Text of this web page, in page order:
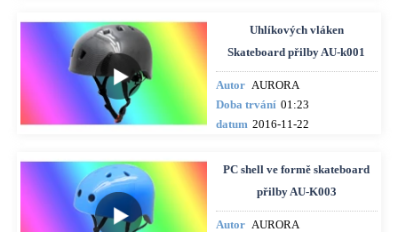
Uhlíkových vláken
Skateboard přilby AU-k001
Autor AURORA
Doba trvání 01:23
datum 2016-11-22
PC shell ve formě skateboard
přilby AU-K003
Autor AURORA